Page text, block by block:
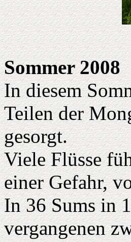
Sommer 2008
In diesem
Teilen der
gesorgt.
Viele Flüsse
einer Gefahr,
In 36 Sums in
vergangenen